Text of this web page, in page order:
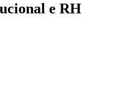
e RH